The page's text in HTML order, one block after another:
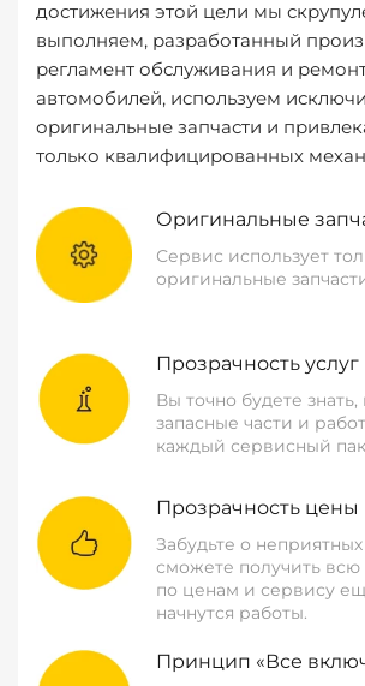
достижения этой цели мы
выполняем, разработанный
регламент обслуживания и
автомобилей, используем
оригинальные запчасти и
только квалифицированных
Оригинальные
Сервис использует
оригинальные
Прозрачность услуг
Вы точно будете
запасные части и
каждый сервисный
Прозрачность цены
Забудьте о
сможете получить
по ценам и сервису
начнутся работы.
Принцип «Все